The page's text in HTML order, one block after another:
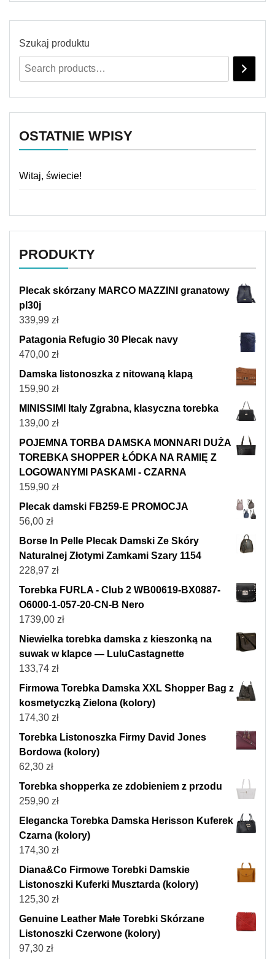
Szukaj produktu
OSTATNIE WPISY
Witaj, świecie!
PRODUKTY
Plecak skórzany MARCO MAZZINI granatowy
pl30j
339,99 zł
Patagonia Refugio 30 Plecak navy
470,00 zł
Damska listonoszka z nitowaną klapą
159,90 zł
MINISSIMI Italy Zgrabna, klasyczna torebka
139,00 zł
POJEMNA TORBA DAMSKA MONNARI DUŻA
TOREBKA SHOPPER ŁÓDKA NA RAMIĘ Z
LOGOWANYMI PASKAMI - CZARNA
159,90 zł
Plecak damski FB259-E PROMOCJA
56,00 zł
Borse In Pelle Plecak Damski Ze Skóry
Naturalnej Złotymi Zamkami Szary 1154
228,97 zł
Torebka FURLA - Club 2 WB00619-BX0887-
O6000-1-057-20-CN-B Nero
1739,00 zł
Niewielka torebka damska z kieszonką na
suwak w klapce — LuluCastagnette
133,74 zł
Firmowa Torebka Damska XXL Shopper Bag z
kosmetyczką Zielona (kolory)
174,30 zł
Torebka Listonoszka Firmy David Jones
Bordowa (kolory)
62,30 zł
Torebka shopperka ze zdobieniem z przodu
259,90 zł
Elegancka Torebka Damska Herisson Kuferek
Czarna (kolory)
174,30 zł
Diana&Co Firmowe Torebki Damskie
Listonoszki Kuferki Musztarda (kolory)
125,30 zł
Genuine Leather Małe Torebki Skórzane
Listonoszki Czerwone (kolory)
97,30 zł